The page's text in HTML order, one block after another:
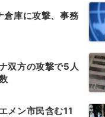
倉庫に攻撃、事務
双方の攻撃で5人
メン市民含む11